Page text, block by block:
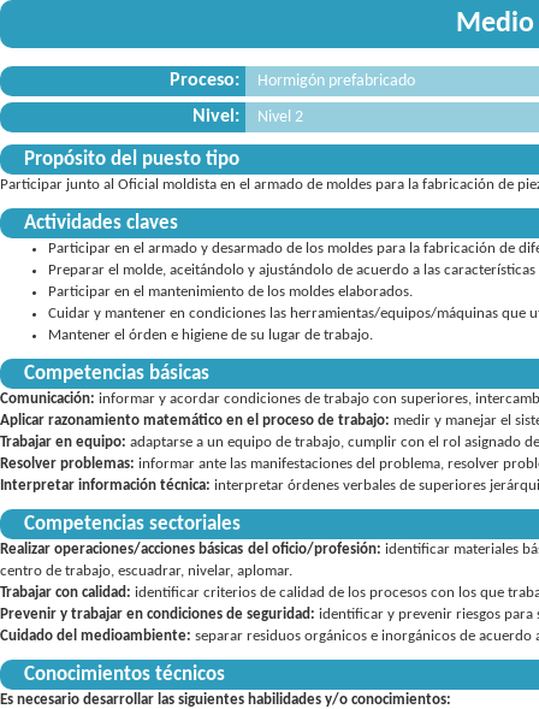
Proceso: Hormigón prefabricado
Nivel: Nivel 2
Propósito del puesto tipo
Participar junto al Oficial moldista en el armado de moldes para la fabricación de
Actividades claves
Participar en el armado y desarmado de los moldes para la fabricación de
Preparar el molde, aceitándolo y ajustándolo de acuerdo a las características
Participar en el mantenimiento de los moldes elaborados.
Cuidar y mantener en condiciones las herramientas/equipos/máquinas que
Mantener el órden e higiene de su lugar de trabajo.
Competencias básicas
Comunicación: informar y acordar condiciones de trabajo con superiores,
Aplicar razonamiento matemático en el proceso de trabajo: medir y manejar el
Trabajar en equipo: adaptarse a un equipo de trabajo, cumplir con el rol asignado
Resolver problemas: informar ante las manifestaciones del problema, resolver
Interpretar información técnica: interpretar órdenes verbales de superiores
Competencias sectoriales
Realizar operaciones/acciones básicas del oficio/profesión: identificar materiales
centro de trabajo, escuadrar, nivelar, aplomar
Trabajar con calidad: identificar criterios de calidad de los procesos con los que
Prevenir y trabajar en condiciones de seguridad: identificar y prevenir riesgos para
Cuidado del medioambiente: separar residuos orgánicos e inorgánicos de
Conocimientos técnicos
Es necesario desarrollar las siguientes habilidades y/o conocimientos: